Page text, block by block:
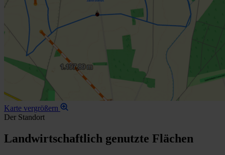
Karte vergrößern
Der Standort
Landwirtschaftlich genutzte Flächen